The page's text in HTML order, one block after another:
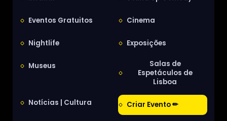
Eventos Gratuitos Cinema
Nightlife Exposições
Museus
Salas de
Espetáculos de
Lisboa
Notícias | Cultura Criar Evento ✏